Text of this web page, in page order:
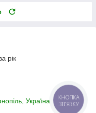
рік
Україна
КНОПКА
ЗВ'ЯЗКУ